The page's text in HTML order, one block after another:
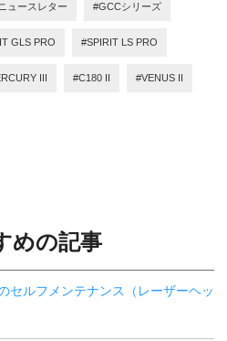
ュースレター #GCCシリーズ
GLS PRO #SPIRIT LS PRO
III #C180 II #VENUS II
めの記事
セルフメンテナンス（レーザーヘッ